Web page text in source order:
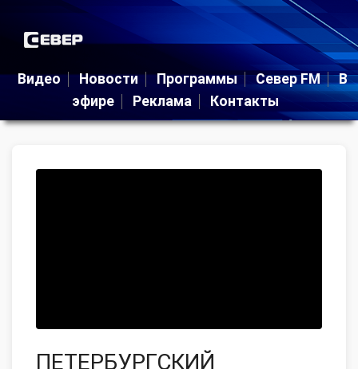
Видео Новости Программы Север FM
В
эфире
Реклама Контакты
ПЕТЕРБУРГСКИЙ